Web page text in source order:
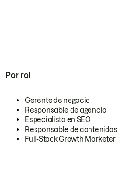
Por rol
Gerente de negocio
Responsable de agencia
Especialista en SEO
Responsable de contenidos
Full-Stack Growth Marketer